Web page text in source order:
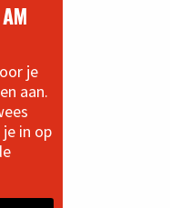
je
aan.
in op